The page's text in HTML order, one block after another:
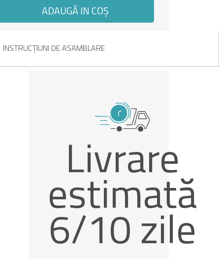
ADAUGĂ IN COŞ
INSTRUCȚIUNI DE ASAMBLARE
Livrare
estimată
6/10 zile